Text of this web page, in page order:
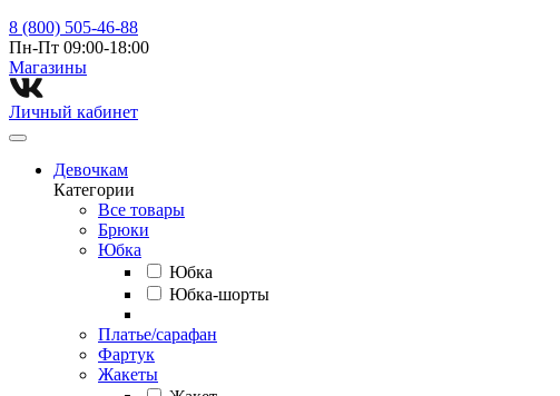
8 (800) 505-46-88
Пн-Пт 09:00-18:00
Магазины⁠
Личный кабинет
Девочкам
Категории
Все товары
Брюки
Юбка
Юбка
Юбка-шорты
Платье/сарафан
Фартук
Жакеты